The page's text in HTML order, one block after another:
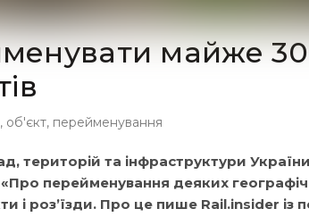
майже 30
, об'єкт, перейменування
територій та інфраструктури
«Про перейменування деяких
і роз’їзди. Про це пише Rail.insider із